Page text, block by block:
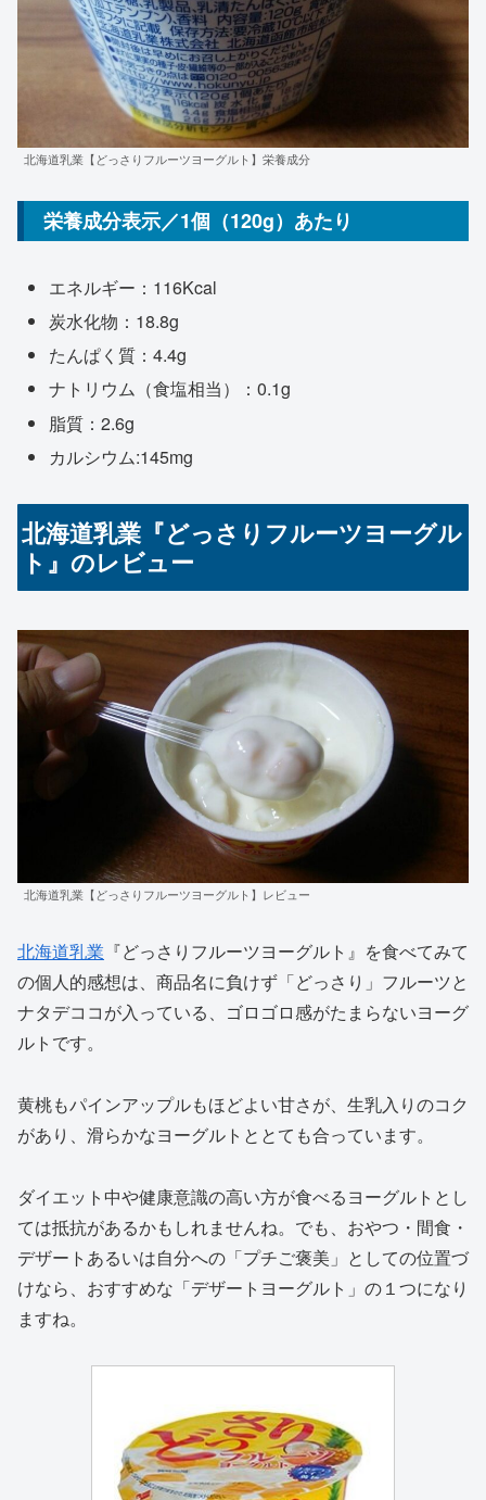
北海道乳業【どっさりフルーツヨーグルト】栄養成分
栄養成分表示／1個（120g）あたり
エネルギー：116Kcal
炭水化物：18.8g
たんぱく質：4.4g
ナトリウム（食塩相当）：0.1g
脂質：2.6g
カルシウム:145mg
北海道乳業『どっさりフルーツヨーグル
ト』のレビュー
北海道乳業【どっさりフルーツヨーグルト】レビュー
北海道乳業 『どっさりフルーツヨーグルト』を食べてみて
の個人的感想は、商品名に負けず「どっさり」フルーツと
ナタデココが入っている、ゴロゴロ感がたまらないヨーグ
ルトです。
黄桃もパインアップルもほどよい甘さが、生乳入りのコク
があり、滑らかなヨーグルトととても合っています。
ダイエット中や健康意識の高い方が食べるヨーグルトとし
ては抵抗があるかもしれませんね。でも、おやつ・間食・
デザートあるいは自分への「プチご褒美」としての位置づ
けなら、おすすめな「デザートヨーグルト」の１つになり
ますね。